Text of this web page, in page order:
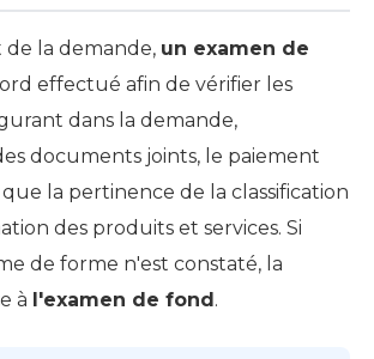
la demande, un examen de
effectué afin de vérifier les
dans la demande,
documents joints, le paiement
que la pertinence de la classification
des produits et services. Si
de forme n'est constaté, la
à l'examen de fond.